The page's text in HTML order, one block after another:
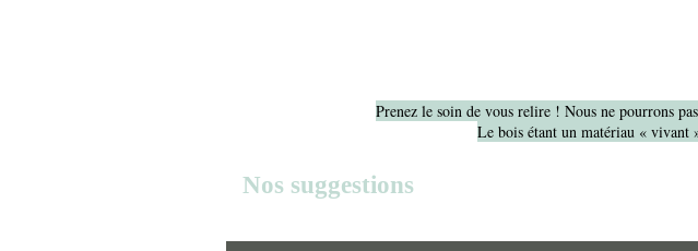
Prenez le soin de vous relire ! Nous ne pourrons
Le bois étant un matériau « vivant
Nos suggestions